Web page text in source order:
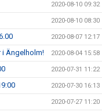
2020-08-10 09:32
2020-08-10 08:30
2020-08-07 12:17
i Ängelholm! 2020-08-04 15:58
2020-07-31 11:22
2020-07-30 16:13
2020-07-27 11:20